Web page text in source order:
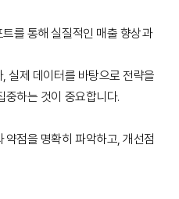
를 통해 실질적인 매출 향상과
실제 데이터를 바탕으로 전략을
중하는 것이 중요합니다.
약점을 명확히 파악하고, 개선점